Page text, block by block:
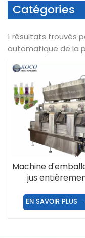
Catégories
1 résultats trouvés
automatique de la
Machine
jus
EN SAVOIR PLUS